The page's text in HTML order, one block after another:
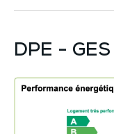
DPE - GES